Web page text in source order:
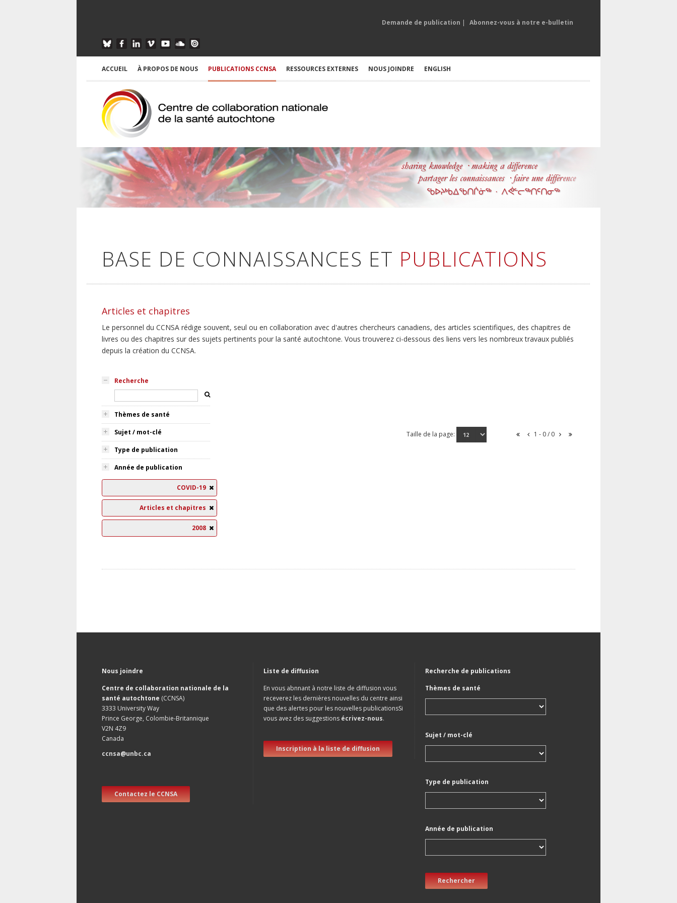
Demande de publication | Abonnez-vous à notre e-bulletin
ACCUEIL À PROPOS DE NOUS PUBLICATIONS CCNSA RESSOURCES EXTERNES NOUS JOINDRE ENGLISH
BASE DE CONNAISSANCES ET PUBLICATIONS
Articles et chapitres
Le personnel du CCNSA rédige souvent, seul ou en collaboration avec d'autres chercheurs canadiens, des articles scientifiques, des chapitres de
livres ou des chapitres sur des sujets pertinents pour la santé autochtone. Vous trouverez ci-dessous des liens vers les nombreux travaux publiés
depuis la création du CCNSA.
Recherche
Thèmes de santé
Sujet / mot-clé
Type de publication
Année de publication
COVID-19
Articles et chapitres
2008
Taille de la page: 1 - 0 / 0
Nous joindre
Centre de collaboration nationale de la
santé autochtone (CCNSA)
3333 University Way
Prince George, Colombie-Britannique
V2N 4Z9
Canada
ccnsa@unbc.ca
Contactez le CCNSA
Liste de diffusion
En vous abnnant à notre liste de diffusion vous
receverez les dernières nouvelles du centre ainsi
que des alertes pour les nouvelles publicationsSi
vous avez des suggestions écrivez-nous.
Inscription à la liste de diffusion
Recherche de publications
Thèmes de santé
Sujet / mot-clé
Type de publication
Année de publication
Rechercher